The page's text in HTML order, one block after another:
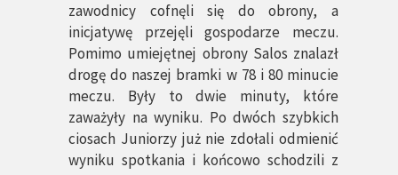
zawodnicy cofnęli się do obrony, a
inicjatywę przejęli gospodarze meczu.
Pomimo umiejętnej obrony Salos znalazł
drogę do naszej bramki w 78 i 80 minucie
meczu. Były to dwie minuty, które
zaważyły na wyniku. Po dwóch szybkich
ciosach Juniorzy już nie zdołali odmienić
wyniku spotkania i końcowo schodzili z